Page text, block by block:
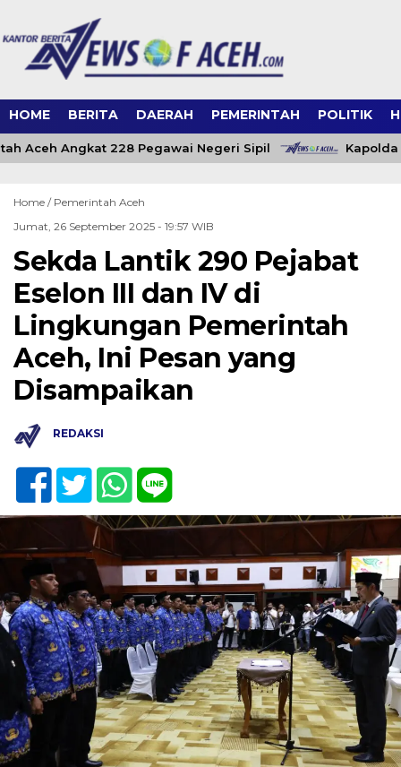
HOME BERITA DAERAH PEMERINTAH POLITIK
Aceh Angkat 228 Pegawai Negeri Sipil
Home / Pemerintah Aceh
Jumat, 26 September 2025 - 19:57 WIB
Sekda Lantik 290 Pejabat
Eselon III dan IV di
Lingkungan Pemerintah
Aceh, Ini Pesan yang
Disampaikan
REDAKSI